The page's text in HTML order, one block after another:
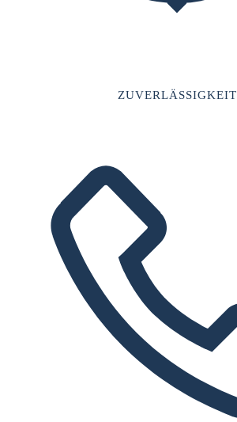
ZUVERLÄSSIGKEIT